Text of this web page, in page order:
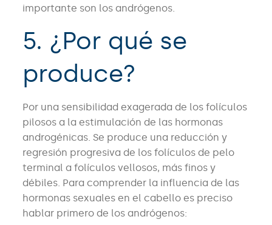
importante son los andrógenos.
5. ¿Por qué se
produce?
Por una sensibilidad exagerada de los folículos
pilosos a la estimulación de las hormonas
androgénicas. Se produce una reducción y
regresión progresiva de los folículos de pelo
terminal a folículos vellosos, más finos y
débiles. Para comprender la influencia de las
hormonas sexuales en el cabello es preciso
hablar primero de los andrógenos: